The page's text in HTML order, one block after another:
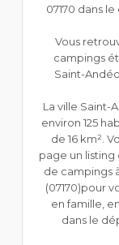
07170 dans
Vous
campings
Saint-
La ville
environ 125
de 16 km².
page un
de campings
(07170)pour
en famille,
dans le